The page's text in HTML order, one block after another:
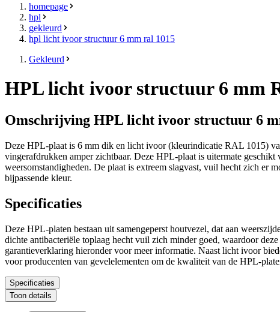
homepage
hpl
gekleurd
hpl licht ivoor structuur 6 mm ral 1015
Gekleurd
HPL licht ivoor structuur 6 mm
Omschrijving HPL licht ivoor structuur 6
Deze HPL-plaat is 6 mm dik en licht ivoor (kleurindicatie RAL 1015)
vingerafdrukken amper zichtbaar. Deze HPL-plaat is uitermate
weersomstandigheden. De plaat is extreem slagvast, vuil hecht zich er
bijpassende kleur.
Specificaties
Deze HPL-platen bestaan uit samengeperst houtvezel, dat aan
dichte antibacteriële toplaag hecht vuil zich minder goed, waardoor
garantieverklaring hieronder voor meer informatie. Naast licht ivoor
voor producenten van gevelelementen om de kwaliteit van de HPL-
Specificaties
Toon details